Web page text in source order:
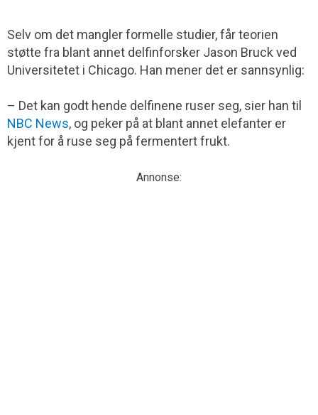
Selv om det mangler formelle studier, får teorien
støtte fra blant annet delfinforsker Jason Bruck ved
Universitetet i Chicago. Han mener det er sannsynlig:
– Det kan godt hende delfinene ruser seg, sier han til
NBC News, og peker på at blant annet elefanter er
kjent for å ruse seg på fermentert frukt.
Annonse: